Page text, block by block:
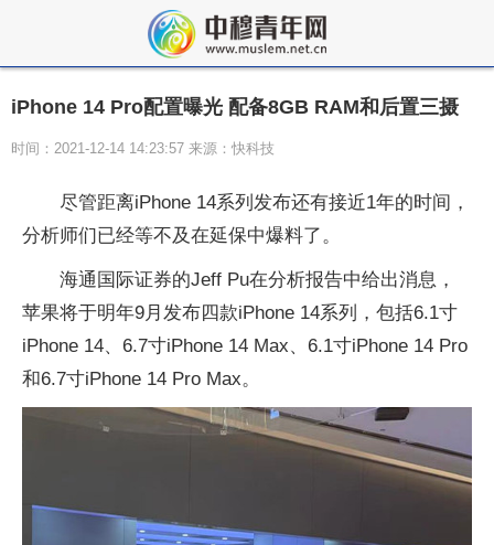
iPhone 14 Pro配置曝光 配备8GB RAM和后置三摄
时间：2021-12-14 14:23:57 来源：快科技
尽管距离iPhone 14系列发布还有接近1年的时间，
分析师们已经等不及在延保中爆料了。
海通国际证券的Jeff Pu在分析报告中给出消息，
苹果将于明年9月发布四款iPhone 14系列，包括6.1寸
iPhone 14、6.7寸iPhone 14 Max、6.1寸iPhone 14 Pro
和6.7寸iPhone 14 Pro Max。